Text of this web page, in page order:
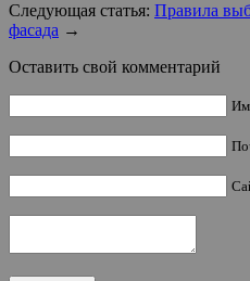
Следующая статья: Правила
фасада →
Оставить свой комментарий